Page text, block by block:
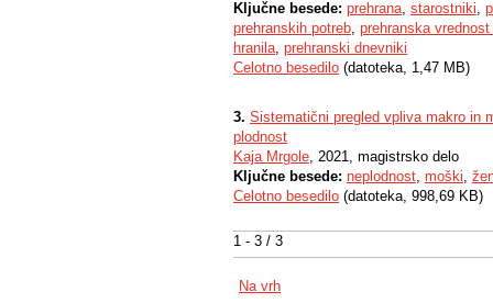
1 - 3 / 3
Ključne besede: prehrana, starostniki,
prehranskih potreb, prehranska vrednost
hranila, prehranski dnevniki
Celotno besedilo (datoteka, 1,47 MB)
3. Sistematični pregled vpliva makro in
plodnost
Kaja Mrgole, 2021, magistrsko delo
Ključne besede: neplodnost, moški,
Celotno besedilo (datoteka, 998,69 KB)
Na vrh